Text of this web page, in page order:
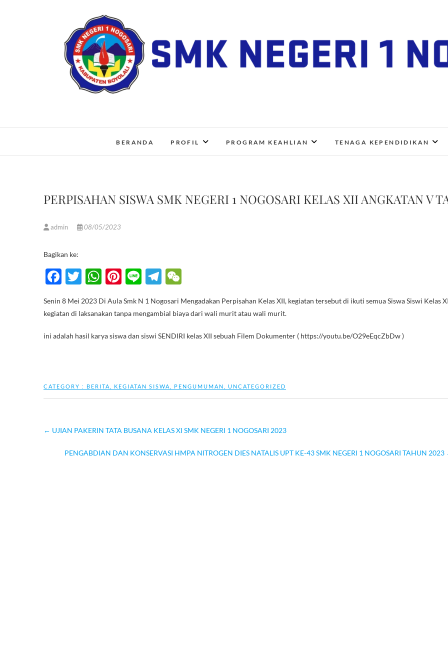
SMK Negeri 1 Nogosari
BERANDA PROFIL PROGRAM KEAHLIAN TENAGA KEPENDIDIKAN
PERPISAHAN SISWA SMK NEGERI 1 NOGOSARI KELAS XII ANGKATAN V
admin 08/05/2023
Bagikan ke:
F
e
o
T
itt
W
at
A
Pi
er
t
Li
e
T
e
a
C
at
Senin 8 Mei 2023 Di Aula Smk N 1 Nogosari Mengadakan Perpisahan Kelas XII, kegiatan tersebut di ikuti semua Siswa Siswi Kelas
kegiatan di laksanakan tanpa mengambial biaya dari wali murit atau wali murit.
ini adalah hasil karya siswa dan siswi SENDIRI kelas XII sebuah Filem Dokumenter ( https://youtu.be/O29eEqcZbDw )
CATEGORY : BERITA KEGIATAN SISWA PENGUMUMAN UNCATEGORIZED
← UJIAN PAKERIN TATA BUSANA KELAS XI SMK NEGERI 1 NOGOSARI 2023
PENGABDIAN DAN KONSERVASI HMPA NITROGEN DIES NATALIS UPT KE-43 SMK NEGERI 1 NOGOSARI TAHUN 2023